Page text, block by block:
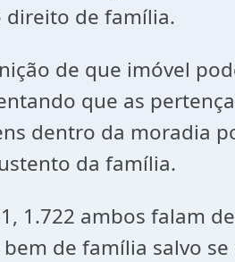
direito de família.
que imóvel pode
que as
dentro da moradia
da família.
ambos falam de
de família salvo